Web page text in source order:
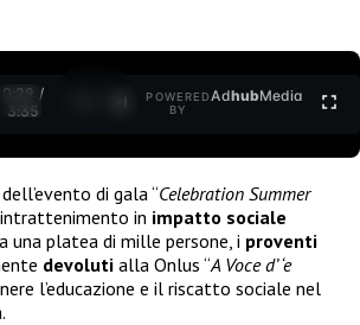
0:30 /
3:35
POWERED
BY
AdhubMedia
dell’evento di gala “Celebration Summer
in impatto sociale
una platea di mille persone, i proventi
devoluti alla Onlus “A Voce d’ ‘e
l’educazione e il riscatto sociale nel